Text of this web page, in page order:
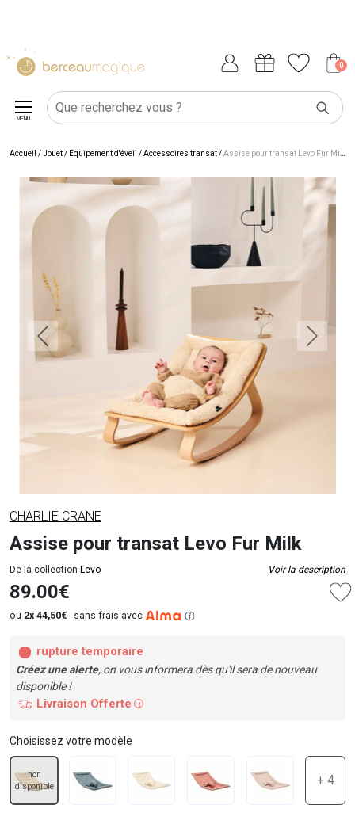
0
MENU
Accueil /Jouet/ Équipement d'éveil /Accessoires transat/Assise pour transat Levo Fur Milk
CHARLIE CRANE
Assise pour transat Levo Fur Milk
De la collection Levo Voir la description
89.00€
ou 2x 44,50€ - sans frais avec
rupture temporaire
Créez une alerte, on vous informera dès qu'il sera de nouveau
disponible !
Livraison Offerte i
Choisissez votre modèle
non
disponible
+ 4